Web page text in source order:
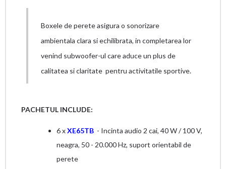
Boxele de perete asigura o sonorizare
ambientala clara si echilibrata, in completarea lor
venind subwoofer-ul care aduce un plus de
calitatea si claritate pentru activitatile sportive.
PACHETUL INCLUDE:
6 xXE65TB - Incinta audio 2 cai, 40 W / 100 V,
neagra, 50 - 20.000 Hz, suport orientabil de
perete